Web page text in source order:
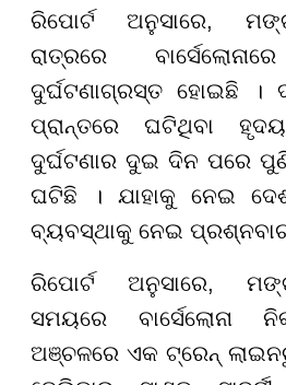
ରିପୋର୍ଟ ଅନୁସାରେ,
ରାତ୍ରରେ
ଦୁର୍ଘଟଣାଗ୍ରସ୍ତ ହୋଇଛି ।
ପ୍ରାନ୍ତରେ ଘଟିଥିବା
ଦୁର୍ଘଟଣାର ଦୁଇ ଦିନ ପରେ
ଘଟିଛି । ଯାହାକୁ ନେଇ
ବ୍ୟବସ୍ଥାକୁ ନେଇ
ରିପୋର୍ଟ ଅନୁସାରେ,
ସମୟରେ ବାର୍ସେଲୋନା
ଅଞ୍ଚଳରେ ଏକ ଟ୍ରେନ୍